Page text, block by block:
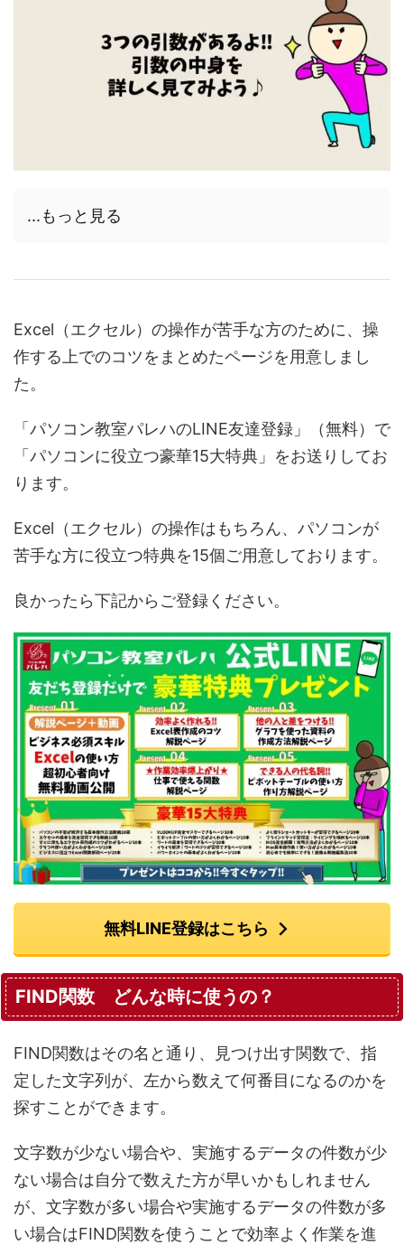
...もっと見る
Excel（エクセル）の操作が苦手な方のために、操
作する上でのコツをまとめたページを用意しまし
た。
「パソコン教室パレハのLINE友達登録」（無料）で
「パソコンに役立つ豪華15大特典」をお送りしてお
ります。
Excel（エクセル）の操作はもちろん、パソコンが
苦手な方に役立つ特典を15個ご用意しております。
良かったら下記からご登録ください。
無料LINE登録はこちら
FIND関数 どんな時に使うの？
FIND関数はその名と通り、見つけ出す関数で、指
定した文字列が、左から数えて何番目になるのかを
探すことができます。
文字数が少ない場合や、実施するデータの件数が少
ない場合は自分で数えた方が早いかもしれません
が、文字数が多い場合や実施するデータの件数が多
い場合はFIND関数を使うことで効率よく作業を進